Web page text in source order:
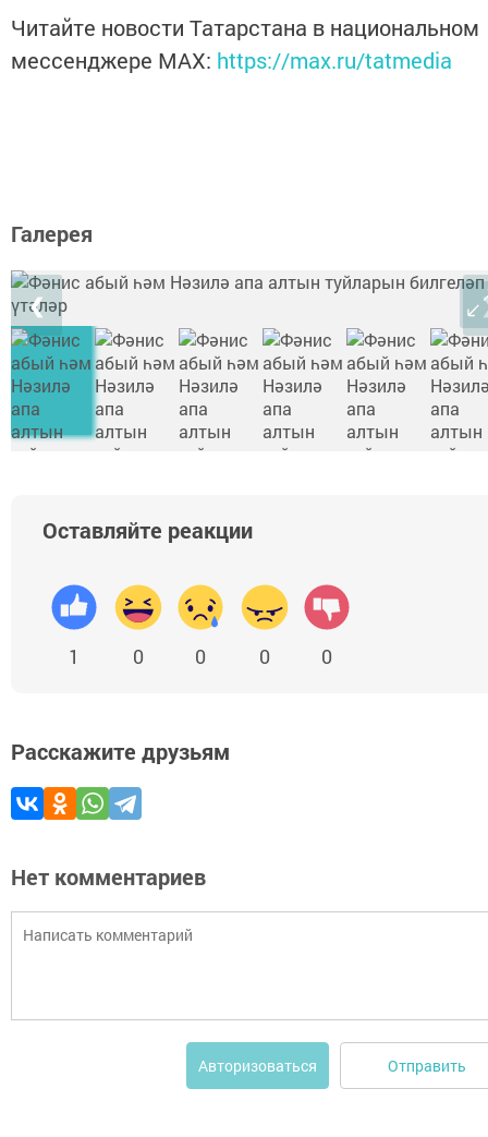
Читайте новости Татарстана в национальном
мессенджере MАХ: https://max.ru/tatmedia
Галерея
❮
Оставляйте реакции
1 0 0 0 0
Расскажите друзьям
Нет комментариев
Авторизоваться Отправить